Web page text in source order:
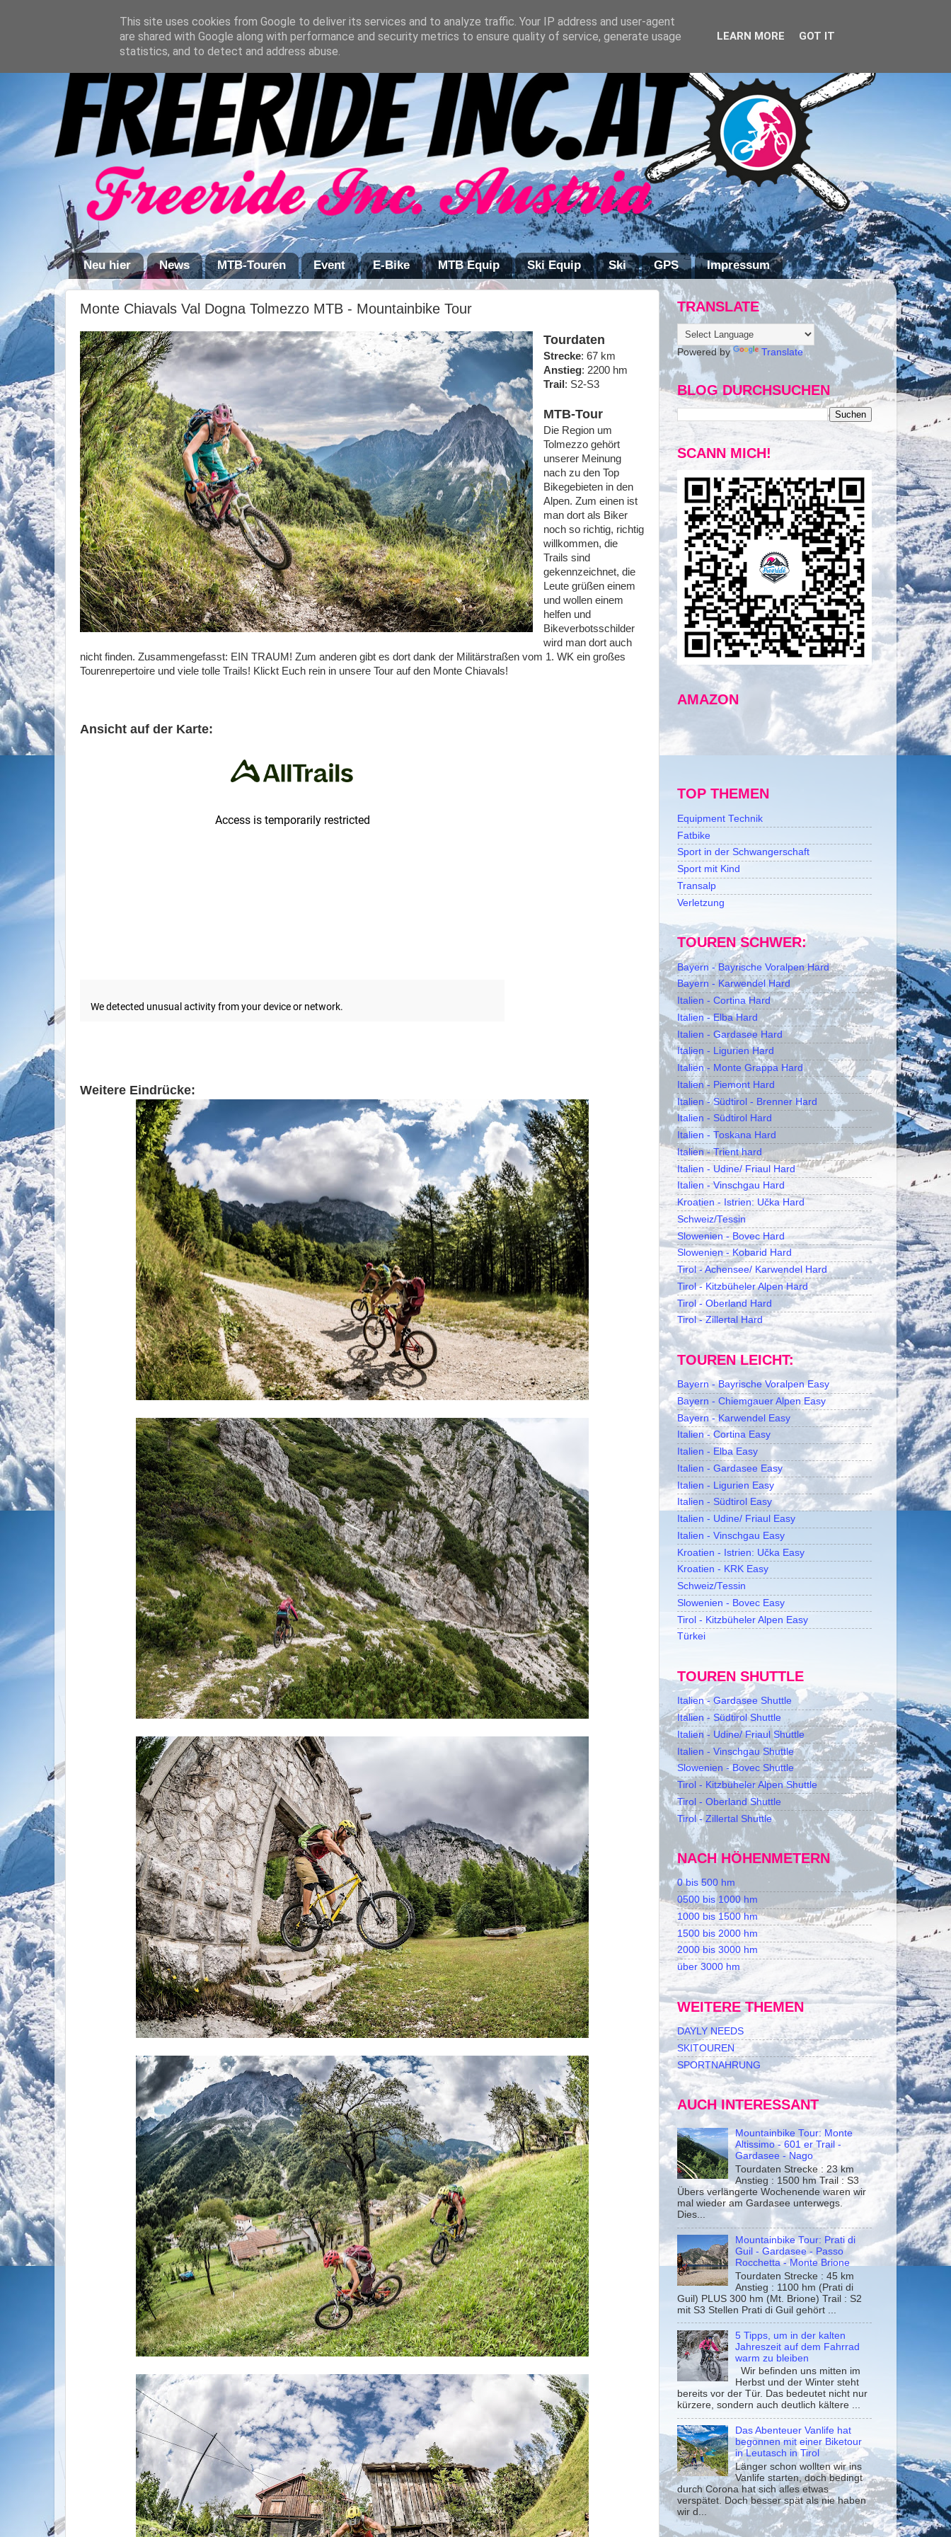
Neu hier News MTB-Touren Event E-Bike MTB Equip Ski Equip Ski GPS Impressum
Monte Chiavals Val Dogna Tolmezzo MTB - Mountainbike Tour
Tourdaten
Strecke: 67 km
Anstieg: 2200 hm
Trail : S2-S3
MTB-Tour
Die Region um
Tolmezzo gehört
unserer Meinung
nach zu den Top
Bikegebieten in den
Alpen. Zum einen ist
man dort als Biker
noch so richtig, richtig
willkommen, die
Trails sind
gekennzeichnet, die
Leute grüßen einem
und wollen einem
helfen und
Bikeverbotsschilder
wird man dort auch
nicht finden. Zusammengefasst: EIN TRAUM! Zum anderen gibt es dort dank der Militärstraßen vom 1. WK ein großes
Tourenrepertoire und viele tolle Trails! Klickt Euch rein in unsere Tour auf den Monte Chiavals!
Ansicht auf der Karte:
Weitere Eindrücke:
TRANSLATE
Powered by Translate
BLOG DURCHSUCHEN
SCANN MICH!
AMAZON
TOP THEMEN
Equipment Technik
Fatbike
Sport in der Schwangerschaft
Sport mit Kind
Transalp
Verletzung
TOUREN SCHWER:
Bayern - Bayrische Voralpen Hard
Bayern - Karwendel Hard
Italien - Cortina Hard
Italien - Elba Hard
Italien - Gardasee Hard
Italien - Ligurien Hard
Italien - Monte Grappa Hard
Italien - Piemont Hard
Italien - Südtirol - Brenner Hard
Italien - Südtirol Hard
Italien - Toskana Hard
Italien - Trient hard
Italien - Udine/ Friaul Hard
Italien - Vinschgau Hard
Kroatien - Istrien: Učka Hard
Schweiz/Tessin
Slowenien - Bovec Hard
Slowenien - Kobarid Hard
Tirol - Achensee/ Karwendel Hard
Tirol - Kitzbüheler Alpen Hard
Tirol - Oberland Hard
Tirol - Zillertal Hard
TOUREN LEICHT:
Bayern - Bayrische Voralpen Easy
Bayern - Chiemgauer Alpen Easy
Bayern - Karwendel Easy
Italien - Cortina Easy
Italien - Elba Easy
Italien - Gardasee Easy
Italien - Ligurien Easy
Italien - Südtirol Easy
Italien - Udine/ Friaul Easy
Italien - Vinschgau Easy
Kroatien - Istrien: Učka Easy
Kroatien - KRK Easy
Schweiz/Tessin
Slowenien - Bovec Easy
Tirol - Kitzbüheler Alpen Easy
Türkei
TOUREN SHUTTLE
Italien - Gardasee Shuttle
Italien - Südtirol Shuttle
Italien - Udine/ Friaul Shuttle
Italien - Vinschgau Shuttle
Slowenien - Bovec Shuttle
Tirol - Kitzbüheler Alpen Shuttle
Tirol - Oberland Shuttle
Tirol - Zillertal Shuttle
NACH HÖHENMETERN
0 bis 500 hm
0500 bis 1000 hm
1000 bis 1500 hm
1500 bis 2000 hm
2000 bis 3000 hm
über 3000 hm
WEITERE THEMEN
DAYLY NEEDS
SKITOUREN
SPORTNAHRUNG
AUCH INTERESSANT
Mountainbike Tour: Monte
Altissimo - 601 er Trail -
Gardasee - Nago
Tourdaten Strecke : 23 km
Anstieg : 1500 hm Trail : S3
Übers verlängerte Wochenende waren wir
mal wieder am Gardasee unterwegs.
Dies...
Mountainbike Tour: Prati di
Guil - Gardasee - Passo
Rocchetta - Monte Brione
Tourdaten Strecke : 45 km
Anstieg : 1100 hm (Prati di
Guil) PLUS 300 hm (Mt. Brione) Trail : S2
mit S3 Stellen Prati di Guil gehört ...
5 Tipps, um in der kalten
Jahreszeit auf dem Fahrrad
warm zu bleiben
Wir befinden uns mitten im
Herbst und der Winter steht
bereits vor der Tür. Das bedeutet nicht nur
kürzere, sondern auch deutlich kältere ...
Das Abenteuer Vanlife hat
begonnen mit einer Biketour
in Leutasch in Tirol
Länger schon wollten wir ins
Vanlife starten, doch bedingt
durch Corona hat sich alles etwas
verspätet. Doch besser spät als nie haben
wir d...
This site uses cookies from Google to deliver its services and to analyze traffic. Your IP address and user-agent
are shared with Google along with performance and security metrics to ensure quality of service, generate usage
statistics, and to detect and address abuse.
LEARN MORE GOT IT